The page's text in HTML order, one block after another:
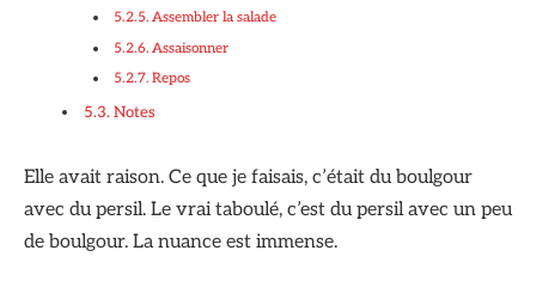
Assembler la salade
Assaisonner
Repos
Notes
Elle avait raison. Ce que je faisais, c’était du boulgour
avec du persil. Le vrai taboulé, c’est du persil avec un peu
de boulgour. La nuance est immense.